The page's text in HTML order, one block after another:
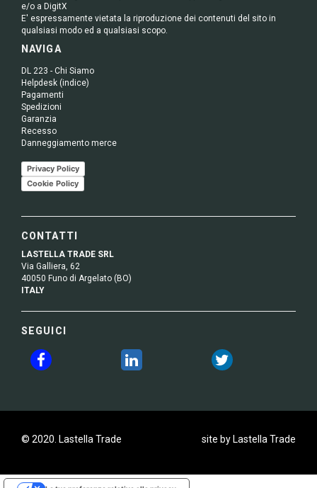
e/o a DigitX
E' espressamente vietata la riproduzione dei contenuti del sito in
qualsiasi modo ed a qualsiasi scopo.
NAVIGA
DL 223 - Chi Siamo
Helpdesk (indice)
Pagamenti
Spedizioni
Garanzia
Recesso
Danneggiamento merce
Privacy Policy
Cookie Policy
CONTATTI
LASTELLA TRADE SRL
Via Galliera, 62
40050 Funo di Argelato (BO)
ITALY
SEGUICI
© 2020. Lastella Trade site by Lastella Trade